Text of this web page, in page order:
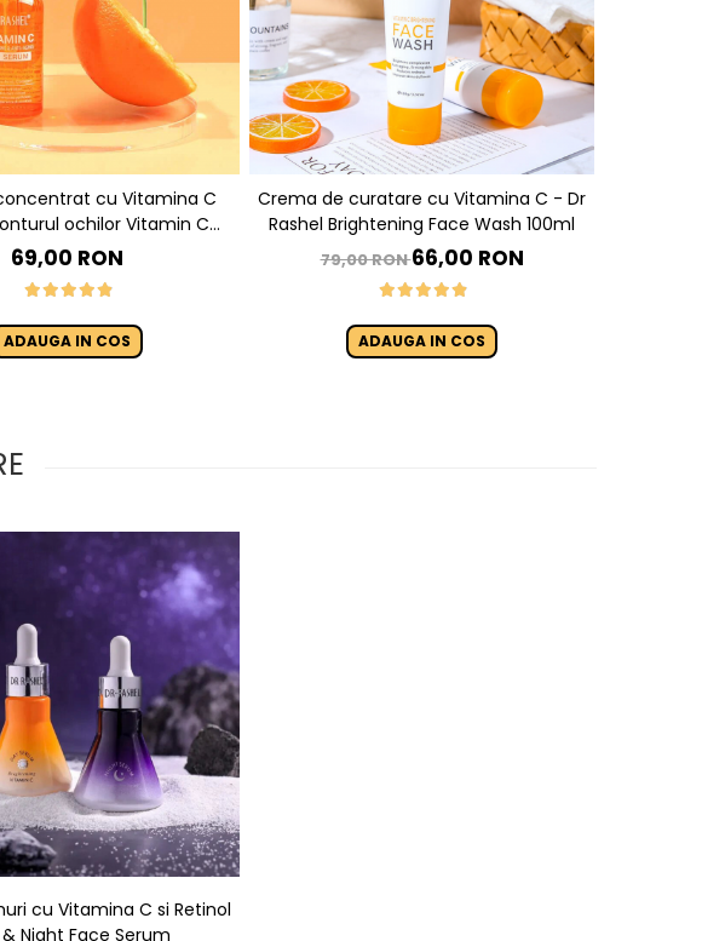
cu Vitamina C
ochilor Vitamin C
& Anti-Aging Eye Serum 30
69,00 RON
ADAUGA IN COS
Crema de curatare cu Vitamina C - Dr
Rashel Brightening Face Wash 100ml
79,00 RON66,00 RON
ADAUGA IN COS
cu Vitamina C si Retinol
Night Face Serum